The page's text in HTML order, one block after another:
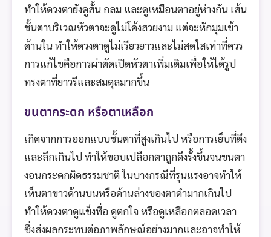
ทำให้ดวงตายังดูสั้น กลม และดูเหมือนตาอยู่ห่างกัน เส้น
ชั้นตาบริเวณหัวตาจะดูไม่โค้งสวยงาม แต่จะหักมุมเข้า
ด้านใน ทำให้ดวงตาดูไม่เรียวยาวและไม่สดใสเท่าที่ควร
การแก้ไขคือการผ่าตัดเปิดหัวตาเพิ่มเติมเพื่อให้ได้รูป
ทรงตาที่ยาวรีและสมดุลมากขึ้น
ขนตากระดก หรือตาเหลือก
เกิดจากการออกแบบชั้นตาที่สูงเกินไป หรือการเย็บที่ตึง
และลึกเกินไป ทำให้ขอบเปลือกตาถูกดึงรั้งขึ้นจนขนตา
งอนกระดกผิดธรรมชาติ ในบางกรณีที่รุนแรงอาจทำให้
เห็นตาขาวด้านบนหรือด้านล่างของตาดำมากเกินไป
ทำให้ดวงตาดูแข็งทื่อ ดูตกใจ หรือดูเหลือกตลอดเวลา
ซึ่งส่งผลกระทบต่อภาพลักษณ์อย่างมากและอาจทำให้